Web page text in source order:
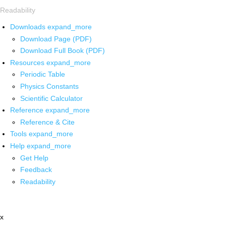
Readability
Downloads expand_more
Download Page (PDF)
Download Full Book (PDF)
Resources expand_more
Periodic Table
Physics Constants
Scientific Calculator
Reference expand_more
Reference & Cite
Tools expand_more
Help expand_more
Get Help
Feedback
Readability
x